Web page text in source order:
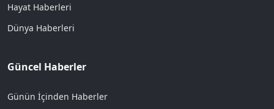
Hayat Haberleri
Dünya Haberleri
Güncel Haberler
Günün İçinden Haberler